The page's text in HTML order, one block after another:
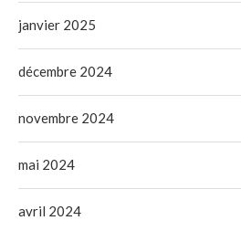
janvier 2025
décembre 2024
novembre 2024
mai 2024
avril 2024